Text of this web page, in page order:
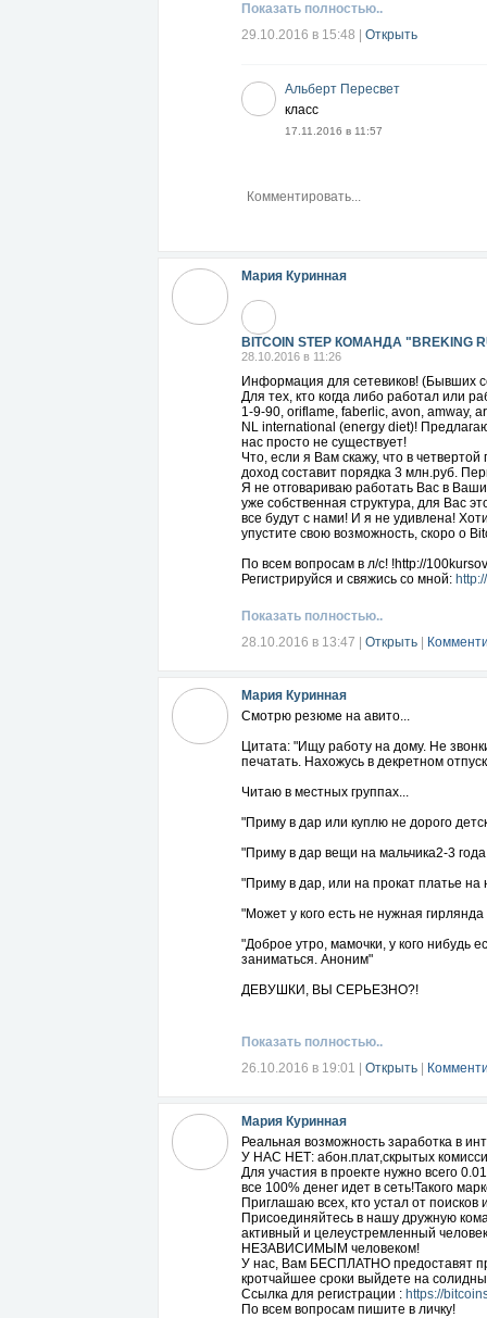
Показать полностью..
29.10.2016 в 15:48
Открыть
Альберт Пересвет
класс
17.11.2016 в 11:57
Мария Куринная
BITCOIN STEP КОМАНДА "BREKING
28.10.2016 в 11:26
Информация для сетевиков! (Бывших
Для тех, кто когда либо работал или
1-9-90, oriflame, faberlic, avon, amway,
NL international (energy diet)!
нас просто не существует!
Что, если я Вам скажу, что в
доход составит порядка 3 млн.руб.
Я не отговариваю работать Вас в
уже собственная структура, для Вас
все будут с нами! И я не удивлена!
упустите свою возможность, скоро о
По всем вопросам в л/с! !http://
Регистрируйся и свяжись со мной:
Показать полностью..
28.10.2016 в 13:47
Открыть
Мария Куринная
Смотрю резюме на авито...
Цитата: "Ищу работу на дому. Не
печатать. Нахожусь в декретном
Читаю в местных группах...
"Приму в дар или куплю не дорого
"Приму в дар вещи на мальчика2-3
"Приму в дар, или на прокат платье на
"Может у кого есть не нужная
"Доброе утро, мамочки, у кого нибудь
заниматься. Аноним"
ДЕВУШКИ, ВЫ СЕРЬЕЗНО?!
вообще что-то заплатят).
ВАМ НЕ СТЫДНО просить ОТДАТЬ вам
А перед своим ребенком вам не
Мамы, КОТОРЫЕ В ОДИНОЧКУ
Остановите Землю, я сойду!
Девушки, если среди моих друзей
дети, именно вы несете
построить свой доход, другие, более
знакомства и постоянно развиваются.
Умные мамы едут за границу за счет
одевают, как куколок, во все новое и
Показать полностью..
26.10.2016 в 19:01
Открыть
Мария Куринная
Реальная возможность заработка в
У НАС НЕТ: абон.плат,скрытых
Для участия в проекте нужно всего
все 100% денег идет в сеть!Такого
Приглашаю всех, кто устал от поисков
Присоединяйтесь в нашу дружную
активный и целеустремленный
НЕЗАВИСИМЫМ человеком!
У нас, Вам БЕСПЛАТНО предоставят
кротчайшее сроки выйдете на
Ссылка для регистрации : https://
По всем вопросам пишите в личку!